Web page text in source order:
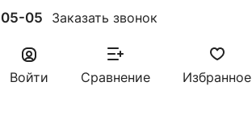
05 Заказать звонок
Войти Сравнение Избранное